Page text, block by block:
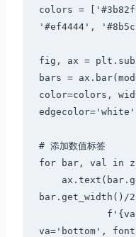
colors =
'#ef4444',
fig, ax =
bars =
color=colors,
# 添加数值标签
for bar, val in
bar.get_width()/
va='bottom',